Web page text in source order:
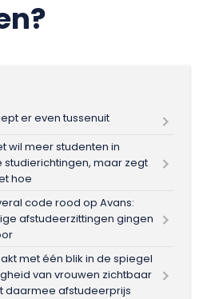
er even tussenuit
wil meer studenten in
studierichtingen, maar zegt
hoe
code rood op Avans:
afstudeerzittingen gingen
met één blik in de spiegel
van vrouwen zichtbaar
daarmee afstudeerprijs